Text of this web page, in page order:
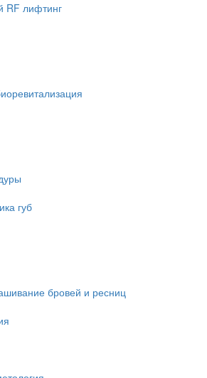
RF лифтинг
губ
бровей и ресниц